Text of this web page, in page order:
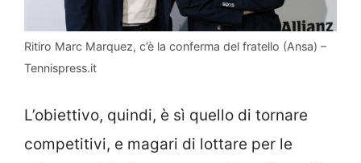
Ritiro Marc Marquez, c’è la conferma del fratello (Ansa) –
Tennispress.it
L’obiettivo, quindi, è sì quello di tornare
competitivi, e magari di lottare per le